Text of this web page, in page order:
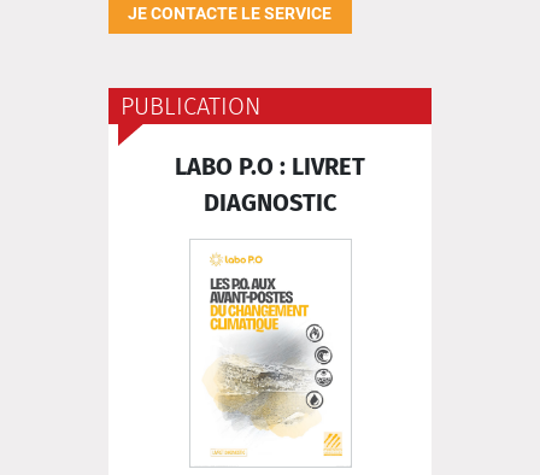
JE CONTACTE LE SERVICE
PUBLICATION
LABO P.O : LIVRET
DIAGNOSTIC